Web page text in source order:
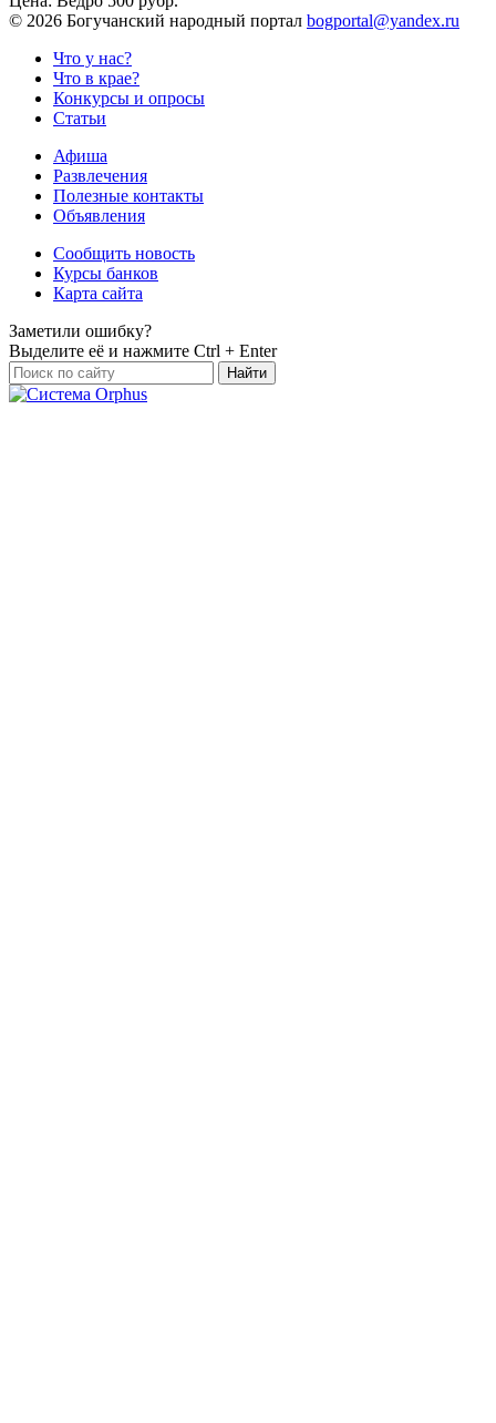
© 2026 Богучанский народный портал bogportal@yandex.ru
Что у нас?
Что в крае?
Конкурсы и опросы
Статьи
Афиша
Развлечения
Полезные контакты
Объявления
Сообщить новость
Курсы банков
Карта сайта
Заметили ошибку?
Выделите её и нажмите Ctrl + Enter